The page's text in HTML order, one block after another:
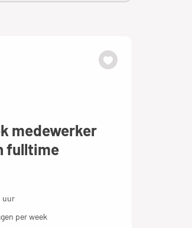
medewerker
fulltime
uur
per week